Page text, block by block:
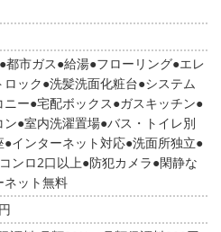
都市ガス 給湯 フローリング エレ
ロック 洗髪洗面化粧台 システム
ニー 宅配ボックス ガスキッチン
ン 室内洗濯置場 バス・トイレ別
インターネット対応 洗面所独立
コンロ2口以上 防犯カメラ 閑静な
ネット無料